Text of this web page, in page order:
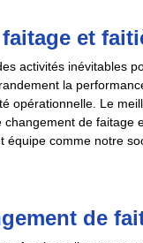
et
activités inévitables
la
opérationnelle. Le
de faitage
comme notre
de